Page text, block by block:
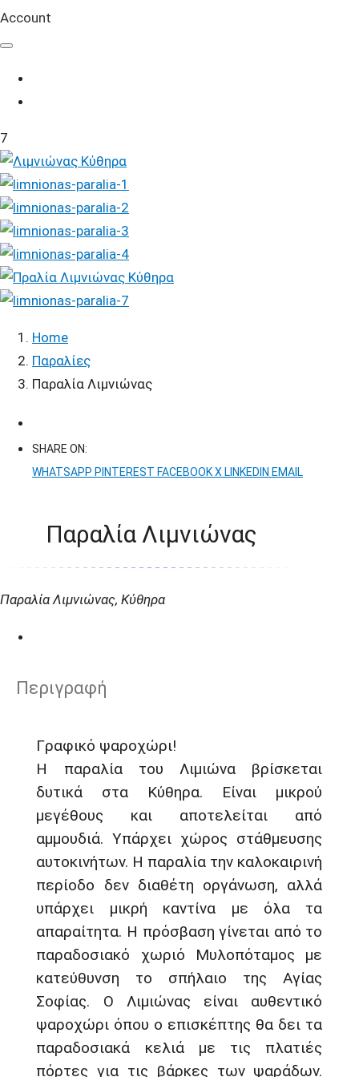
Account
7
Home
Παραλίες
Παραλία Λιμνιώνας
SHARE ON:
WHATSAPP PINTEREST FACEBOOKX LINKEDIN EMAIL
Παραλία Λιμνιώνας
Παραλία Λιμνιώνας, Κύθηρα
Περιγραφή
Γραφικό ψαροχώρι!
Η παραλία του Λιμιώνα βρίσκεται
δυτικά στα Κύθηρα. Είναι μικρού
μεγέθους και αποτελείται από
αμμουδιά. Υπάρχει χώρος στάθμευσης
αυτοκινήτων. Η παραλία την καλοκαιρινή
περίοδο δεν διαθέτη οργάνωση, αλλά
υπάρχει μικρή καντίνα με όλα τα
απαραίτητα. Η πρόσβαση γίνεται από το
παραδοσιακό χωριό Μυλοπόταμος με
κατεύθυνση το σπήλαιο της Αγίας
Σοφίας. Ο Λιμιώνας είναι αυθεντικό
ψαροχώρι όπου ο επισκέπτης θα δει τα
παραδοσιακά κελιά με τις πλατιές
πόρτες για τις βάρκες των ψαράδων.